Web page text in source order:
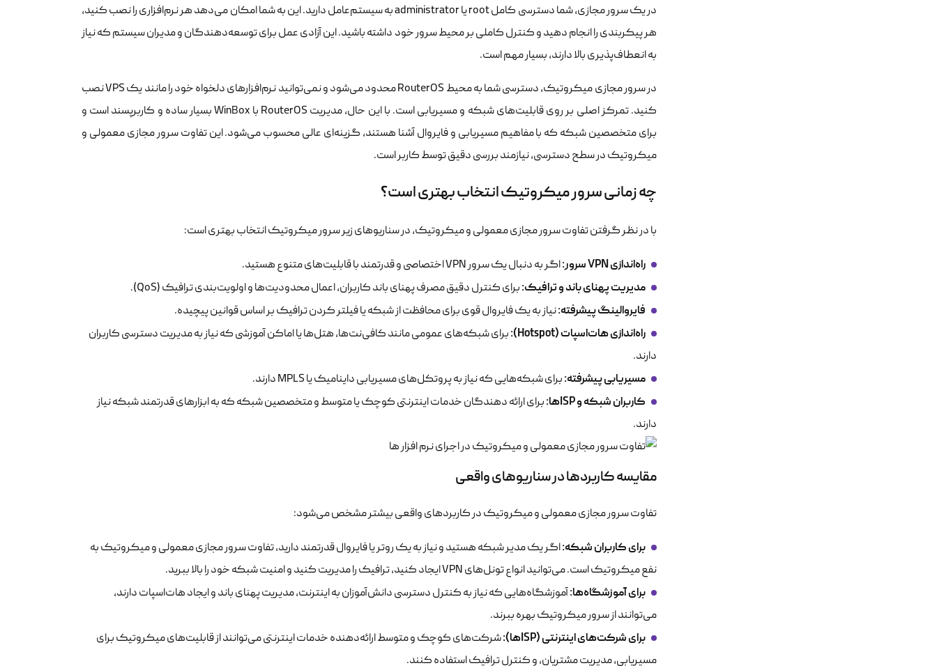
در یک سرور مجازی، شما دسترسی کامل root یا administrator به سیستم‌عامل دارید. این به شما امکان می‌دهد هر نرم‌افزاری را نصب کنید،
هر پیکربندی را انجام دهید و کنترل کاملی بر محیط سرور خود داشته باشید. این آزادی عمل برای توسعه‌دهندگان و مدیران سیستم که نیاز
به انعطاف‌پذیری بالا دارند، بسیار مهم است.
در سرور مجازی میکروتیک، دسترسی شما به محیط RouterOS محدود می‌شود و نمی‌توانید نرم‌افزارهای دلخواه خود را مانند یک VPS نصب
کنید. تمرکز اصلی بر روی قابلیت‌های شبکه و مسیریابی است. با این حال، مدیریت RouterOS با WinBox بسیار ساده و کاربرپسند است و
برای متخصصین شبکه که با مفاهیم مسیریابی و فایروال آشنا هستند، گزینه‌ای عالی محسوب می‌شود. این تفاوت سرور مجازی معمولی و
میکروتیک در سطح دسترسی، نیازمند بررسی دقیق توسط کاربر است.
چه زمانی سرور میکروتیک انتخاب بهتری است؟
با در نظر گرفتن تفاوت سرور مجازی معمولی و میکروتیک، در سناریوهای زیر سرور میکروتیک انتخاب بهتری است:
راه‌اندازی VPN سرور: اگر به دنبال یک سرور VPN اختصاصی و قدرتمند با قابلیت‌های متنوع هستید.
مدیریت پهنای باند و ترافیک:برای کنترل دقیق مصرف پهنای باند کاربران، اعمال محدودیت‌ها و اولویت‌بندی ترافیک (QoS).
فایروالینگ پیشرفته:نیاز به یک فایروال قوی برای محافظت از شبکه یا فیلتر کردن ترافیک بر اساس قوانین پیچیده.
راه‌اندازی هات‌اسپات (Hotspot):
برای شبکه‌های عمومی مانند کافی‌نت‌ها، هتل‌ها یا اماکن آموزشی که نیاز به مدیریت دسترسی کاربران
دارند.
مسیریابی پیشرفته:برای شبکه‌هایی که نیاز به پروتکل‌های مسیریابی داینامیک یا MPLS دارند.
کاربران شبکه و ISPها:
برای ارائه دهندگان خدمات اینترنتی کوچک یا متوسط و متخصصین شبکه که به ابزارهای قدرتمند شبکه نیاز
دارند.
مقایسه کاربردها در سناریوهای واقعی
تفاوت سرور مجازی معمولی و میکروتیک در کاربردهای واقعی بیشتر مشخص می‌شود:
برای کاربران شبکه:اگر یک مدیر شبکه هستید و نیاز به یک روتر یا فایروال قدرتمند دارید، تفاوت سرور مجازی معمولی و میکروتیک به
نفع میکروتیک است. می‌توانید انواع تونل‌های VPN ایجاد کنید، ترافیک را مدیریت کنید و امنیت شبکه خود را بالا ببرید.
برای آموزشگاه‌ها:آموزشگاه‌هایی که نیاز به کنترل دسترسی دانش‌آموزان به اینترنت، مدیریت پهنای باند و ایجاد هات‌اسپات دارند،
می‌توانند از سرور میکروتیک بهره ببرند.
برای شرکت‌های اینترنتی (ISPها):
شرکت‌های کوچک و متوسط ارائه‌دهنده خدمات اینترنتی می‌توانند از قابلیت‌های میکروتیک برای
مسیریابی، مدیریت مشتریان، و کنترل ترافیک استفاده کنند.